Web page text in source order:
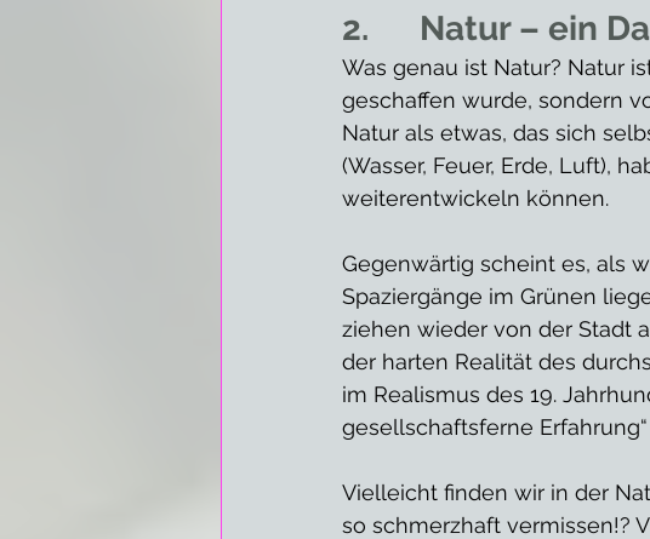
2.      Natur – ein
Was genau ist Natur? Natur
geschaffen wurde, sondern
Natur als etwas, das sich
(Wasser, Feuer, Erde, Luft),
weiterentwickeln können.
Gegenwärtig scheint es, als
Spaziergänge im Grünen
ziehen wieder von der Stadt
der harten Realität des
im Realismus des 19.
gesellschaftsferne
Vielleicht finden wir in der
so schmerzhaft vermissen!?